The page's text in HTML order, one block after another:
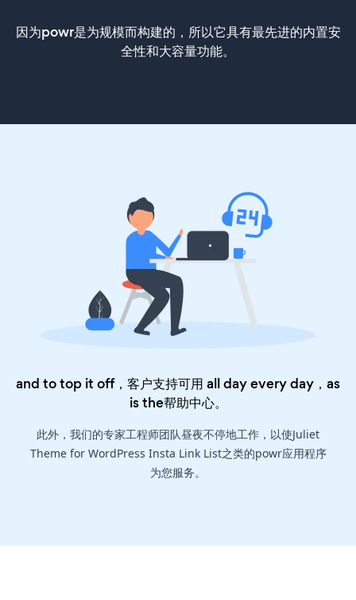
因为powr是为规模而构建的，所以它具有最先进的内置安
全性和大容量功能。
and to top it off，客户支持可用 all day every day，as
is the帮助中心。
此外，我们的专家工程师团队昼夜不停地工作，以使Juliet
Theme for WordPress Insta Link List之类的powr应用程序
为您服务。